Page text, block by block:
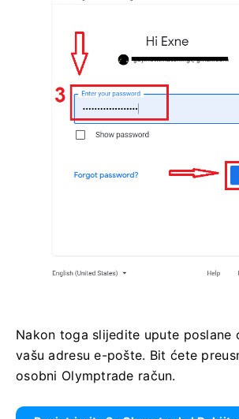
Nakon toga slijedite upute poslane
vašu adresu e-pošte. Bit ćete
osobni Olymptrade račun.